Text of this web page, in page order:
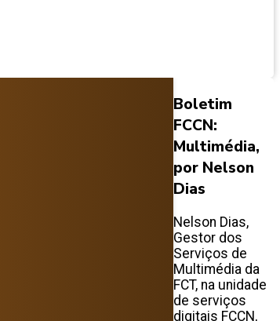
Boletim
FCCN:
Multimédia,
por Nelson
Dias
Nelson Dias,
Gestor dos
Serviços de
Multimédia da
FCT, na unidade
de serviços
digitais FCCN,